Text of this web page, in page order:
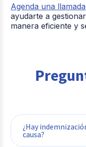
Agenda una llamada
ayudarte a
manera eficiente y
¿Hay
causa?